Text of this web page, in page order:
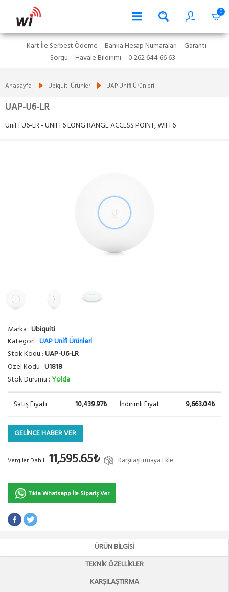
0
Kart İle Serbest Ödeme Banka Hesap Numaraları
Garanti
Sorgu
Havale Bildirimi 0 262 644 66 63
Anasayfa Ubiquiti Ürünleri UAP Unifi Ürünleri
UAP-U6-LR
UniFi U6-LR - UNIFI 6 LONG RANGE ACCESS POINT, WIFI 6
Marka :Ubiquiti
Kategori :UAP Unifi Ürünleri
Stok Kodu :UAP-U6-LR
Özel Kodu :U1818
Stok Durumu :Yolda
Satış Fiyatı 10,439.97₺ İndirimli Fiyat 9,663.04₺
GELİNCE HABER VER
Vergiler Dahil : 11,595.65₺ Karşılaştırmaya Ekle
Tıkla Whatsapp İle Sipariş Ver
ÜRÜN BILGISI
TEKNIK ÖZELLIKLER
KARŞILAŞTIRMA